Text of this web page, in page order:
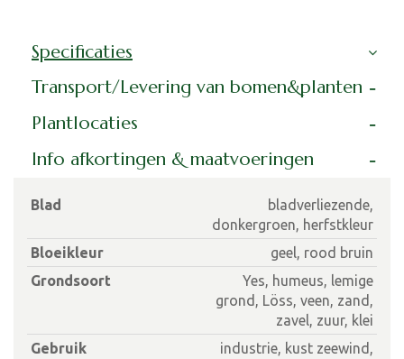
Specificaties
Transport/Levering van bomen&planten
Plantlocaties
Info afkortingen & maatvoeringen
Blad
bladverliezende,
donkergroen, herfstkleur
Bloeikleur
geel, rood bruin
Grondsoort
Yes, humeus, lemige
grond, Löss, veen, zand,
zavel, zuur, klei
Gebruik
industrie, kust zeewind,